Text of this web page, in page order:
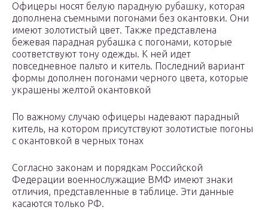
Офицеры носят белую парадную рубашку, которая
дополнена съемными погонами без окантовки. Они
имеют золотистый цвет. Также представлена
бежевая парадная рубашка с погонами, которые
соответствуют тону одежды. К ней идет
повседневное пальто и китель. Последний вариант
формы дополнен погонами черного цвета, которые
украшены желтой окантовкой
По важному случаю офицеры надевают парадный
китель, на котором присутствуют золотистые погоны
с окантовкой в черных тонах
Согласно законам и порядкам Российской
Федерации военнослужащие ВМФ имеют знаки
отличия, представленные в таблице. Эти данные
касаются только РФ.